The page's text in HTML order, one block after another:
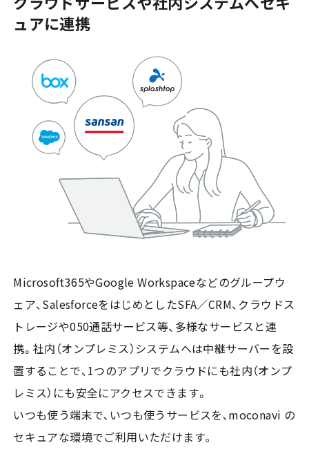
ュアに連携
Microsoft365やGoogle Workspaceなどのグループウ
ェア、SalesforceをはじめとしたSFA／CRM、クラウドス
トレージや050通話サービス等、多様なサービスと連
携。社内（オンプレミス）システムへは中継サーバーを設
置することで、1つのアプリでクラウドにも社内（オンプ
レミス）にも安全にアクセスできます。
いつも使う端末で､いつも使うサービスを､moconavi の
セキュアな環境でご利用いただけます｡